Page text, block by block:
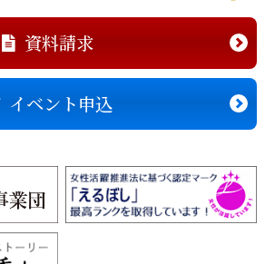
資料請求
イベント申込